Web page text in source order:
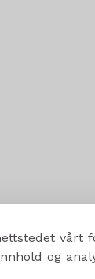
vårt
og